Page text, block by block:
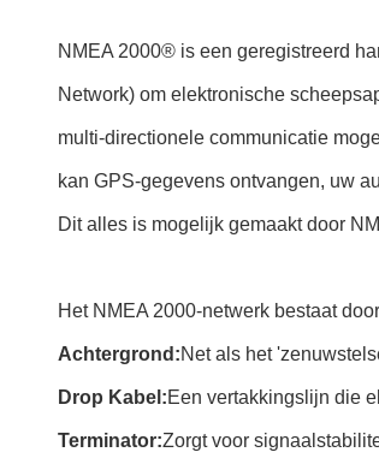
NMEA 2000® is een geregistreerd
Network) om elektronische
multi-directionele communicatie
kan GPS-gegevens ontvangen, uw
Dit alles is mogelijk gemaakt door
Het NMEA 2000-netwerk bestaat
Achtergrond:Net als het
Drop Kabel:Een vertakkingslijn die
Terminator:Zorgt voor